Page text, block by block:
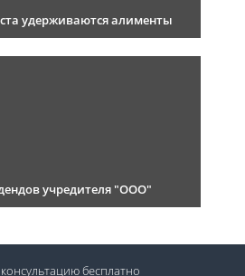
удерживаются алименты
учредителя "ООО"
бесплатно